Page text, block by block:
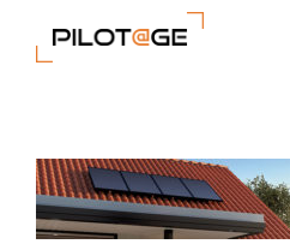
contenu
Entreprise